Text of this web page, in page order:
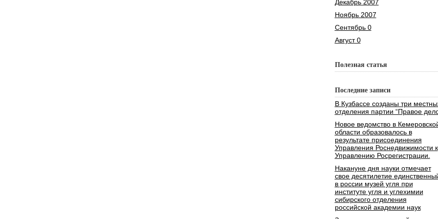
Декабрь 2007
Ноябрь 2007
Сентябрь 0
Август 0
Полезная статья
Последние записи
В Кузбассе созданы три
отделения партии “Правое
Новое ведомство в
области образовалось в
результате присоединения
Управления Роснедвижимости к
Управлению Росрегистрации.
Накануне дня науки отмечает
свое десятилетие
в россии музей угля при
институте угля и углехимии
сибирского отделения
российской академии наук